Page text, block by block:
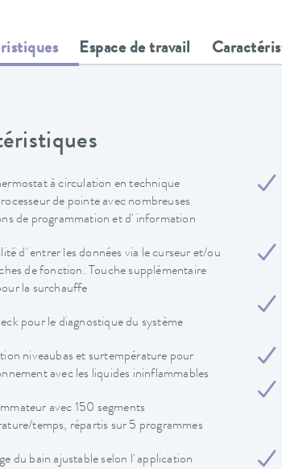
Espace de travail
à circulation en technique
de pointe avec nombreuses
de programmation et d' information
d' entrer les données via le curseur et/ou
de fonction. Touche supplémentaire
la surchauffe
pour le diagnostique du système
niveaubas et surtempérature pour
avec les liquides ininflammables
avec 150 segments
temps, répartis sur 5 programmes
du bain ajustable selon l' application